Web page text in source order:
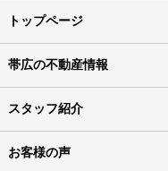
トップページ
帯広の不動産情報
スタッフ紹介
お客様の声